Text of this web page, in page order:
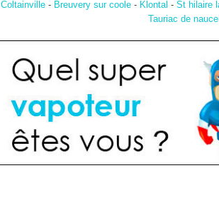
Coltainville - Breuvery sur coole - Klontal - St hilaire
Tauriac de